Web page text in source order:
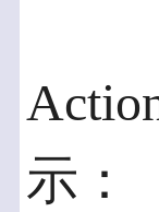
示：